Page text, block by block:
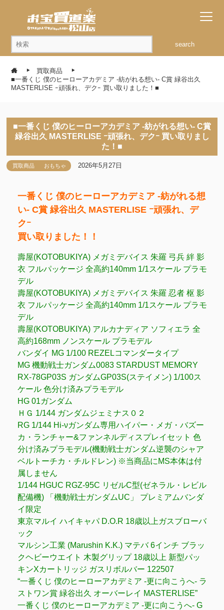
search
買取商品
■一番くじ 僕のヒーローアカデミア -紡がれる想い- C賞 緑谷出久
MASTERLISE ｰ頑張れ、デクｰ 買い取りました！■
■一番くじ 僕のヒーローアカデミア -紡がれる想い- C賞
緑谷出久 MASTERLISE ｰ頑張れ、デクｰ 買い取りまし
た！■
買取商品 おもちゃ 2026年5月27日
一番くじ 僕のヒーローアカデミア -紡がれる想
い- C賞 緑谷出久 MASTERLISE ｰ頑張れ、デ
クｰ
買い取りました！！
壽屋(KOTOBUKIYA) メガミデバイス 朱羅 弓兵 絆 影
衣 フルパッケージ 全高約140mm 1/1スケール プラモ
デル
壽屋(KOTOBUKIYA) メガミデバイス 朱羅 忍者 枢 影
衣 フルパッケージ 全高約140mm 1/1スケール プラモ
デル
壽屋(KOTOBUKIYA) アルカナディア ソフィエラ 全
高約168mm ノンスケール プラモデル
バンダイ MG 1/100 REZELコマンダータイプ
MG 機動戦士ガンダム0083 STARDUST MEMORY
RX-78GP03S ガンダムGP03S(ステイメン) 1/100ス
ケール 色分け済みプラモデル
HG 01ガンダム
ＨＧ 1/144 ガンダムジェミナス０２
RG 1/144 Hi-νガンダム専用ハイパー・メガ・バズー
カ・ランチャー&ファンネルディスプレイセット 色
分け済みプラモデル(機動戦士ガンダム逆襲のシャア
ベルトーチカ・チルドレン) ※当商品にMS本体は付
属しません
1/144 HGUC RGZ-95C リゼルC型(ゼネラル・レビル
配備機) 「機動戦士ガンダムUC」 プレミアムバンダ
イ限定
東京マルイ ハイキャパ D.O.R 18歳以上ガスブローバ
ック
マルシン工業 (Marushin K.K.) マテバ 6インチ ブラッ
クヘビーウエイト 木製グリップ 18歳以上 新型パッ
キンXカートリッジ ガスリボルバー 122507
“一番くじ 僕のヒーローアカデミア -更に向こうへ- ラ
ストワン賞 緑谷出久 オーバーレイ MASTERLISE”
一番くじ 僕のヒーローアカデミア -更に向こうへ- G